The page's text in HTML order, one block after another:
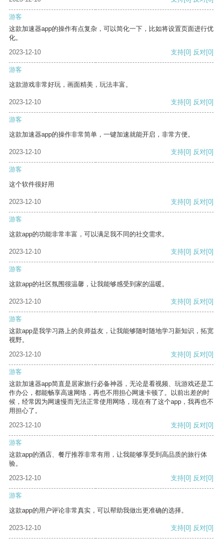
游客
这款加速器app的操作有点复杂，可以简化一下，比如将设置页面进行优
化。
2023-12-10
支持[0] 反对[0]
游客
这款游戏非常好玩，画面精美，玩法丰富。
2023-12-10 支持[0] 反对[0]
游客
这款加速器app的操作非常简单，一键加速就能开启，非常方便。
2023-12-10 支持[0] 反对[0]
游客
这个软件很好用
2023-12-10 支持[0] 反对[0]
游客
这款app的功能非常丰富，可以满足我不同的社交需求。
2023-12-10 支持[0] 反对[0]
游客
这款app的社区氛围很温馨，让我能够感受到家的温暖。
2023-12-10 支持[0] 反对[0]
游客
这款app是我学习路上的良师益友，让我能够随时随地学习新知识，拓宽
视野。
2023-12-10
支持[0] 反对[0]
游客
这款加速器app简直是居家旅行必备神器，无论是看视频、玩游戏还是工
作办公，都能畅享高速网络，再也不用担心网速卡顿了。以前出差的时
候，经常因为网速慢而无法正常使用网络，现在有了这个app，我再也不
用担心了。
2023-12-10
支持[0] 反对[0]
游客
这款app的酒店、餐厅推荐非常有用，让我能够享受到高品质的旅行体
验。
2023-12-10
支持[0] 反对[0]
游客
这款app的用户评论非常真实，可以帮助我做出更准确的选择。
2023-12-10 支持[0] 反对[0]